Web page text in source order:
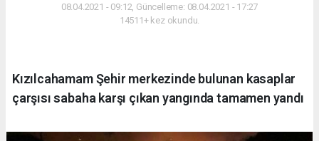
08.04.2021 - 09:12, Güncelleme: 08.04.2021 - 17:27
14511+ kez okundu.
Kızılcahamam Şehir merkezinde bulunan kasaplar
çarşısı sabaha karşı çıkan yangında tamamen yandı